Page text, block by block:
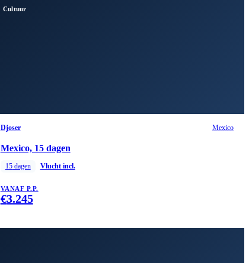
Cultuur
Djoser Mexico
Mexico, 15 dagen
15dagen Vlucht incl.
VANAF P.P.
€3.245